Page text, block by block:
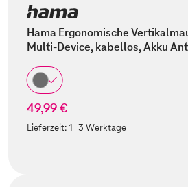
Hama Ergonomische
Multi-Device, kabellos, Akku
49,99 €
Lieferzeit:1-3 Werktage